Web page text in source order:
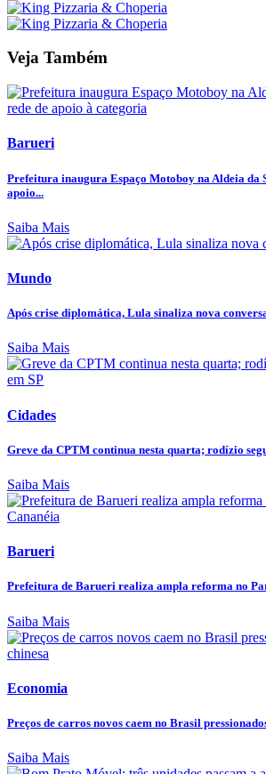
Veja Também
Barueri
Prefeitura inaugura Espaço Motoboy na Aldeia da
apoio...
Saiba Mais
Mundo
Após crise diplomática, Lula sinaliza nova
Saiba Mais
Cidades
Greve da CPTM continua nesta quarta; rodízio
Saiba Mais
Barueri
Prefeitura de Barueri realiza ampla reforma no
Saiba Mais
Economia
Preços de carros novos caem no Brasil
Saiba Mais